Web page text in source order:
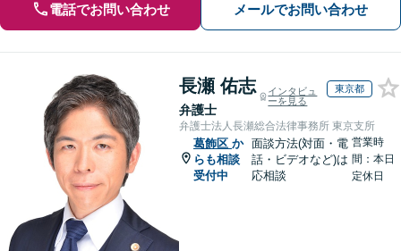
電話でお問い合わせ メールでお問い合わせ
長瀬 佑志
弁護士
インタビュ
ーを見る
東京都
弁護士法人長瀬総合法律事務所 東京支所
葛飾区 か
らも相談
受付中
面談方法(対面・電
話・ビデオなど)は
応相談
営業時
間：本日
定休日